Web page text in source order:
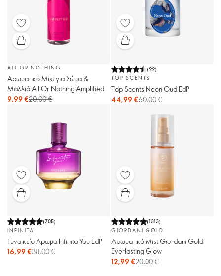
ALL OR NOTHING
Αρωματικό Mist για Σώμα &
Μαλλιά All Or Nothing Amplified
9,99 €20,00 €
(99)
TOP SCENTS
Top Scents Neon Oud EdP
44,99 €60,00 €
(705)
INFINITA
Γυναικείο Άρωμα Infinita You EdP
16,99 €38,00 €
(1313)
GIORDANI GOLD
Αρωματικό Mist Giordani Gold
Everlasting Glow
12,99 €20,00 €